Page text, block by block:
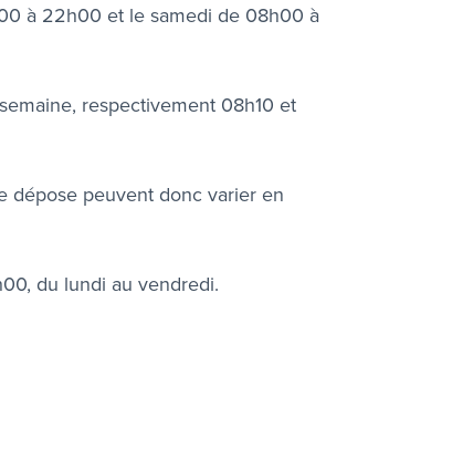
à 22h00 et le samedi de 08h00 à
respectivement 08h10 et
dépose peuvent donc varier en
du lundi au vendredi.